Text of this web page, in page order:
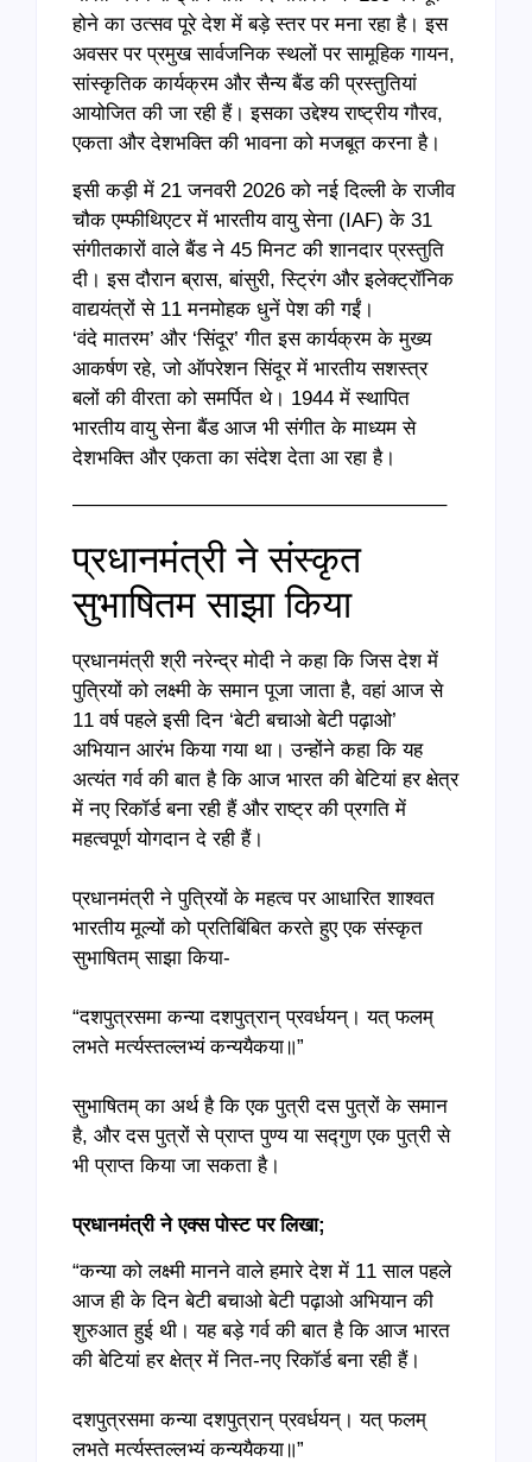
होने का उत्सव पूरे देश में बड़े स्तर पर मना रहा है। इस
अवसर पर प्रमुख सार्वजनिक स्थलों पर सामूहिक गायन,
सांस्कृतिक कार्यक्रम और सैन्य बैंड की प्रस्तुतियां
आयोजित की जा रही हैं। इसका उद्देश्य राष्ट्रीय गौरव,
एकता और देशभक्ति की भावना को मजबूत करना है।
इसी कड़ी में 21 जनवरी 2026 को नई दिल्ली के राजीव
चौक एम्फीथिएटर में भारतीय वायु सेना (IAF) के 31
संगीतकारों वाले बैंड ने 45 मिनट की शानदार प्रस्तुति
दी। इस दौरान ब्रास, बांसुरी, स्ट्रिंग और इलेक्ट्रॉनिक
वाद्ययंत्रों से 11 मनमोहक धुनें पेश की गईं।
‘वंदे मातरम’ और ‘सिंदूर’ गीत इस कार्यक्रम के मुख्य
आकर्षण रहे, जो ऑपरेशन सिंदूर में भारतीय सशस्त्र
बलों की वीरता को समर्पित थे। 1944 में स्थापित
भारतीय वायु सेना बैंड आज भी संगीत के माध्यम से
देशभक्ति और एकता का संदेश देता आ रहा है।
——————————————————–
प्रधानमंत्री ने संस्कृत
सुभाषितम साझा किया
प्रधानमंत्री श्री नरेन्द्र मोदी ने कहा कि जिस देश में
पुत्रियों को लक्ष्मी के समान पूजा जाता है, वहां आज से
11 वर्ष पहले इसी दिन ‘बेटी बचाओ बेटी पढ़ाओ’
अभियान आरंभ किया गया था। उन्होंने कहा कि यह
अत्यंत गर्व की बात है कि आज भारत की बेटियां हर क्षेत्र
में नए रिकॉर्ड बना रही हैं और राष्ट्र की प्रगति में
महत्वपूर्ण योगदान दे रही हैं।
प्रधानमंत्री ने पुत्रियों के महत्व पर आधारित शाश्वत
भारतीय मूल्यों को प्रतिबिंबित करते हुए एक संस्कृत
सुभाषितम् साझा किया-
“दशपुत्रसमा कन्या दशपुत्रान् प्रवर्धयन्। यत् फलम्
लभते मर्त्यस्तल्लभ्यं कन्ययैकया॥”
सुभाषितम् का अर्थ है कि एक पुत्री दस पुत्रों के समान
है, और दस पुत्रों से प्राप्त पुण्य या सद्गुण एक पुत्री से
भी प्राप्त किया जा सकता है।
प्रधानमंत्री ने एक्स पोस्ट पर लिखा;
“कन्या को लक्ष्मी मानने वाले हमारे देश में 11 साल पहले
आज ही के दिन बेटी बचाओ बेटी पढ़ाओ अभियान की
शुरुआत हुई थी। यह बड़े गर्व की बात है कि आज भारत
की बेटियां हर क्षेत्र में नित-नए रिकॉर्ड बना रही हैं।
दशपुत्रसमा कन्या दशपुत्रान् प्रवर्धयन्। यत् फलम्
लभते मर्त्यस्तल्लभ्यं कन्ययैकया॥”